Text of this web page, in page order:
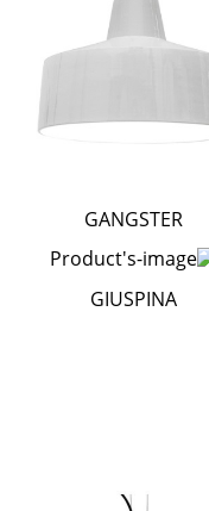
GANGSTER
GIUSPINA